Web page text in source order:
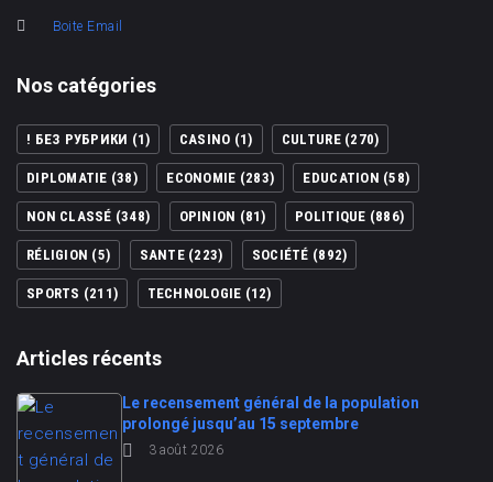
Boite Email
Nos catégories
! БЕЗ РУБРИКИ (1) CASINO (1) CULTURE(270)
DIPLOMATIE (38) ECONOMIE (283) EDUCATION (58)
NON CLASSÉ (348) OPINION (81) POLITIQUE (886)
RÉLIGION (5) SANTE(223) SOCIÉTÉ (892)
SPORTS (211) TECHNOLOGIE (12)
Articles récents
Le recensement général de la population
prolongé jusqu’au 15 septembre
3 août 2026